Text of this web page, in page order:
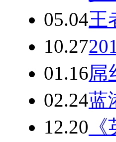
05.04王
10.27
01.16屌
02.24蓝
12.20